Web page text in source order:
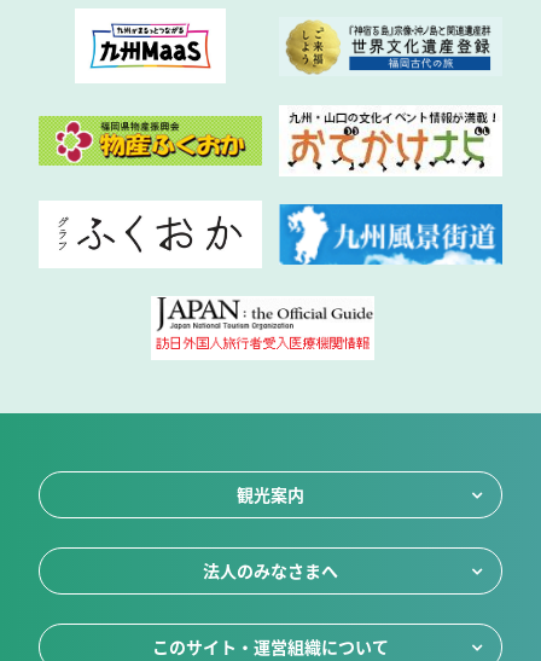
観光案内
法人のみなさまへ
このサイト・運営組織について